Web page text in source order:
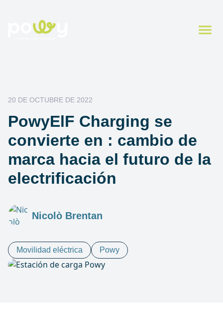
20 DE OCTUBRE DE 2022
PowyElF Charging se
convierte en : cambio de
marca hacia el futuro de la
electrificación
Nicolò Brentan
Movilidad eléctrica Powy